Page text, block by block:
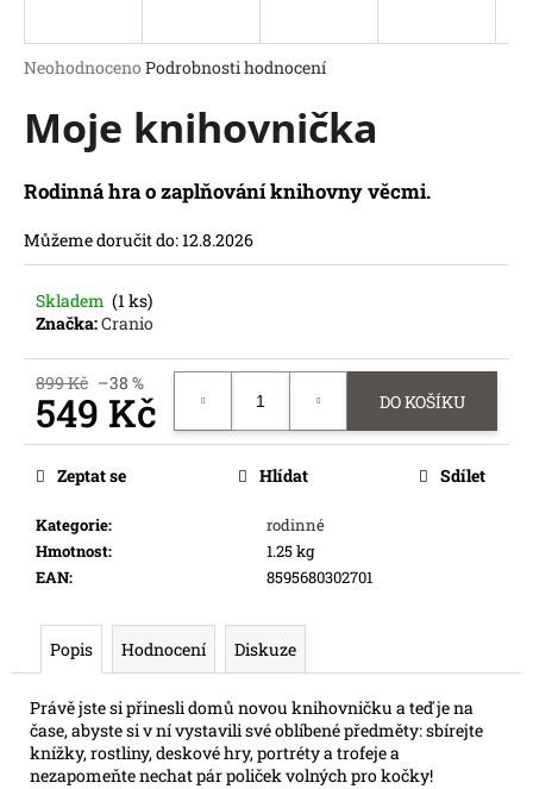
Průměrné
produktu
je
z
5
Neohodnoceno Podrobnosti hodnocení
Moje knihovnička
Rodinná hra o zaplňování knihovny věcmi.
Můžeme doručit do:12.8.2026
Skladem (1 ks)
Značka:Cranio
899 Kč –38 %
549 Kč
Měrná
DO KOŠÍKU
Kategorie:
rodinné
Hmotnost:
1.25 kg
EAN: 8595680302701
Zeptat se Hlídat Sdílet
Popis Hodnocení Diskuze
Právě jste si přinesli domů novou knihovničku a teď je na
čase, abyste si v ní vystavili své oblíbené předměty: sbírejte
knížky, rostliny, deskové hry, portréty a trofeje a
nezapomeňte nechat pár poliček volných pro kočky!
j
t
?
D
p
o
u
e
m
SWU
ASHES
OF
THE
EMPIRE